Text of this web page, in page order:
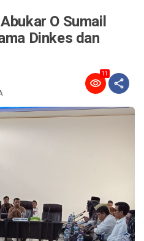
O Sumail
Dinkes dan
11